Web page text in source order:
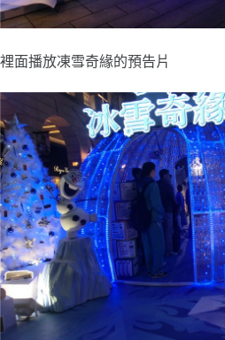
裡面播放凍雪奇緣的預告片